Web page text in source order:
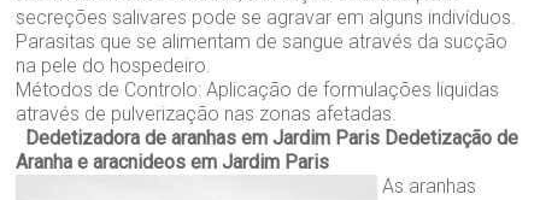
secreções salivares pode se agravar em alguns indivíduos.
Parasitas que se alimentam de sangue através da sucção
na pele do hospedeiro.
Métodos de Controlo: Aplicação de formulações liquidas
através de pulverização nas zonas afetadas.
Dedetizadora de aranhas em Jardim Paris Dedetização de
Aranha e aracnideos em Jardim Paris
As aranhas